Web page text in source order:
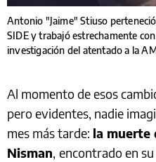
Antonio "Jaime" Stiuso
SIDE y trabajó estrechamente
investigación del atentado a la
Al momento de esos
pero evidentes, nadie
mes más tarde: la muerte
Nisman, encontrado en